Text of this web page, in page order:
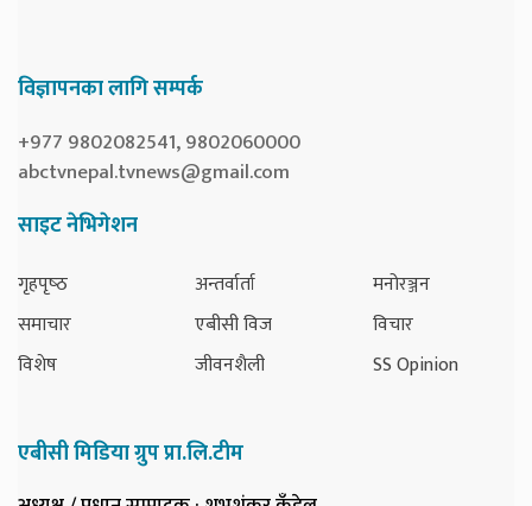
विज्ञापनका लागि सम्पर्क
+977 9802082541, 9802060000
abctvnepal.tvnews@gmail.com
साइट नेभिगेशन
गृहपृष्‍ठ
समाचार
विशेष
अन्तर्वार्ता
एबीसी विज
जीवनशैली
मनोरञ्जन
विचार
SS Opinion
एबीसी मिडिया ग्रुप प्रा.लि.टीम